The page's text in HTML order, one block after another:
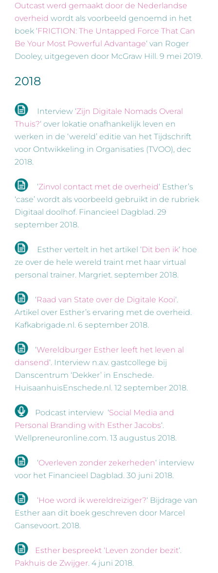
Outcast werd gemaakt door de Nederlandse
overheid wordt als voorbeeld genoemd in het
boek ‘FRICTION: The Untapped Force That Can
Be Your Most Powerful Advantage‘ van Roger
Dooley, uitgegeven door McGraw Hill. 9 mei 2019.
2018
Interview ‘Zijn Digitale Nomads Overal
Thuis?‘ over lokatie onafhankelijk leven en
werken in de ‘wereld’ editie van het Tijdschrift
voor Ontwikkeling in Organisaties (TVOO), dec
2018.
‘Zinvol contact met de overheid‘ Esther’s
‘case’ wordt als voorbeeld gebruikt in de rubriek
Digitaal doolhof. Financieel Dagblad. 29
september 2018.
Esther vertelt in het artikel ‘Dit ben ik‘ hoe
ze over de hele wereld traint met haar virtual
personal trainer. Margriet. september 2018.
‘Raad van State over de Digitale Kooi‘.
Artikel over Esther’s ervaring met de overheid.
Kafkabrigade.nl. 6 september 2018.
‘Wereldburger Esther leeft het leven al
dansend‘. Interview n.a.v. gastcollege bij
Danscentrum ‘Dekker’ in Enschede.
HuisaanhuisEnschede.nl. 12 september 2018.
Podcast interview ‘Social Media and
Personal Branding with Esther Jacobs‘.
Wellpreneuronline.com. 13 augustus 2018.
‘Overleven zonder zekerheden‘ interview
voor het Financieel Dagblad. 30 juni 2018.
‘Hoe word ik wereldreiziger?‘ Bijdrage van
Esther aan dit boek geschreven door Marcel
Gansevoort. 2018.
Esther bespreekt ‘Leven zonder bezit‘.
Pakhuis de Zwijger. 4 juni 2018.